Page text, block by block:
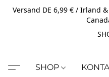
Versand DE 6,99 € / Irland
SHOP